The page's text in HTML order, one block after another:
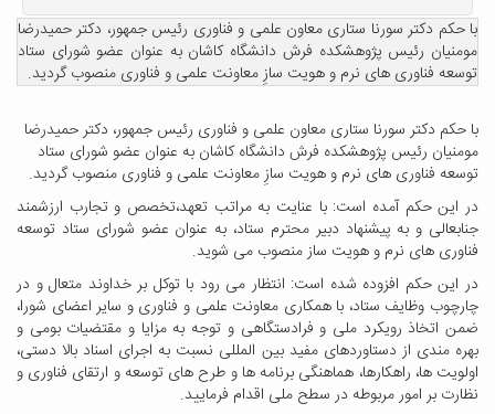
با حکم دکتر سورنا ستاری معاون علمی و فناوری رئیس جمهور، دکتر حمیدرضا
مومنیان رئیس پژوهشکده فرش دانشگاه کاشان به عنوان عضو شورای ستاد
توسعه فناوری های نرم و هویت سازِ معاونت علمی و فناوری منصوب گردید.
با حکم دکتر سورنا ستاری معاون علمی و فناوری رئیس جمهور، دکتر حمیدرضا
مومنیان رئیس پژوهشکده فرش دانشگاه کاشان به عنوان عضو شورای ستاد
توسعه فناوری های نرم و هویت سازِ معاونت علمی و فناوری منصوب گردید.
در این حکم آمده است: با عنایت به مراتب تعهد،تخصص و تجارب ارزشمند
جنابعالی و به پیشنهاد دبیر محترم ستاد، به عنوان عضو شورای ستاد توسعه
فناوری های نرم و هویت ساز منصوب می شوید.
در این حکم افزوده شده است: انتظار می رود با توکل بر خداوند متعال و در
چارچوب وظایف ستاد، با همکاری معاونت علمی و فناوری و سایر اعضای شورا،
ضمن اتخاذ رویکرد ملی و فرادستگاهی و توجه به مزایا و مقتضیات بومی و
بهره مندی از دستاوردهای مفید بین المللی نسبت به اجرای اسناد بالا دستی،
اولویت ها، راهکارها، هماهنگی برنامه ها و طرح های توسعه و ارتقای فناوری و
نظارت بر امور مربوطه در سطح ملی اقدام فرمایید.